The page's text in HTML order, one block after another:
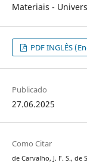
Materiais -
PDF INGLÊS
Publicado
27.06.2025
Como Citar
de Carvalho, J. F. S., de